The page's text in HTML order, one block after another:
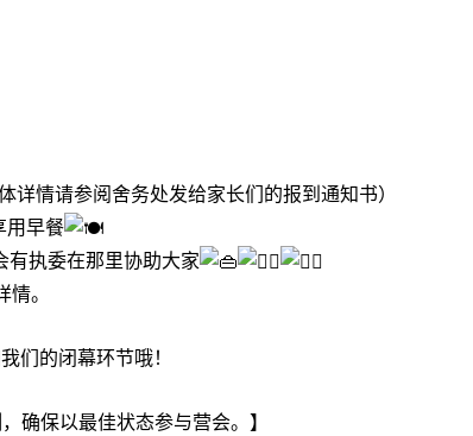
体详情请参阅舍务处发给家长们的报到通知书）
用早餐
有执委在那里协助大家
。
们的闭幕环节哦！
确保以最佳状态参与营会。】